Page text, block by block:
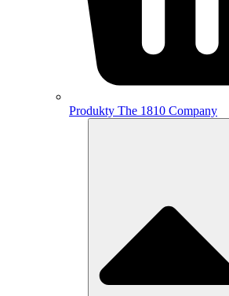
Produkty The 1810 Company